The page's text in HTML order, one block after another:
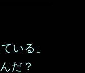
いる」
だ？